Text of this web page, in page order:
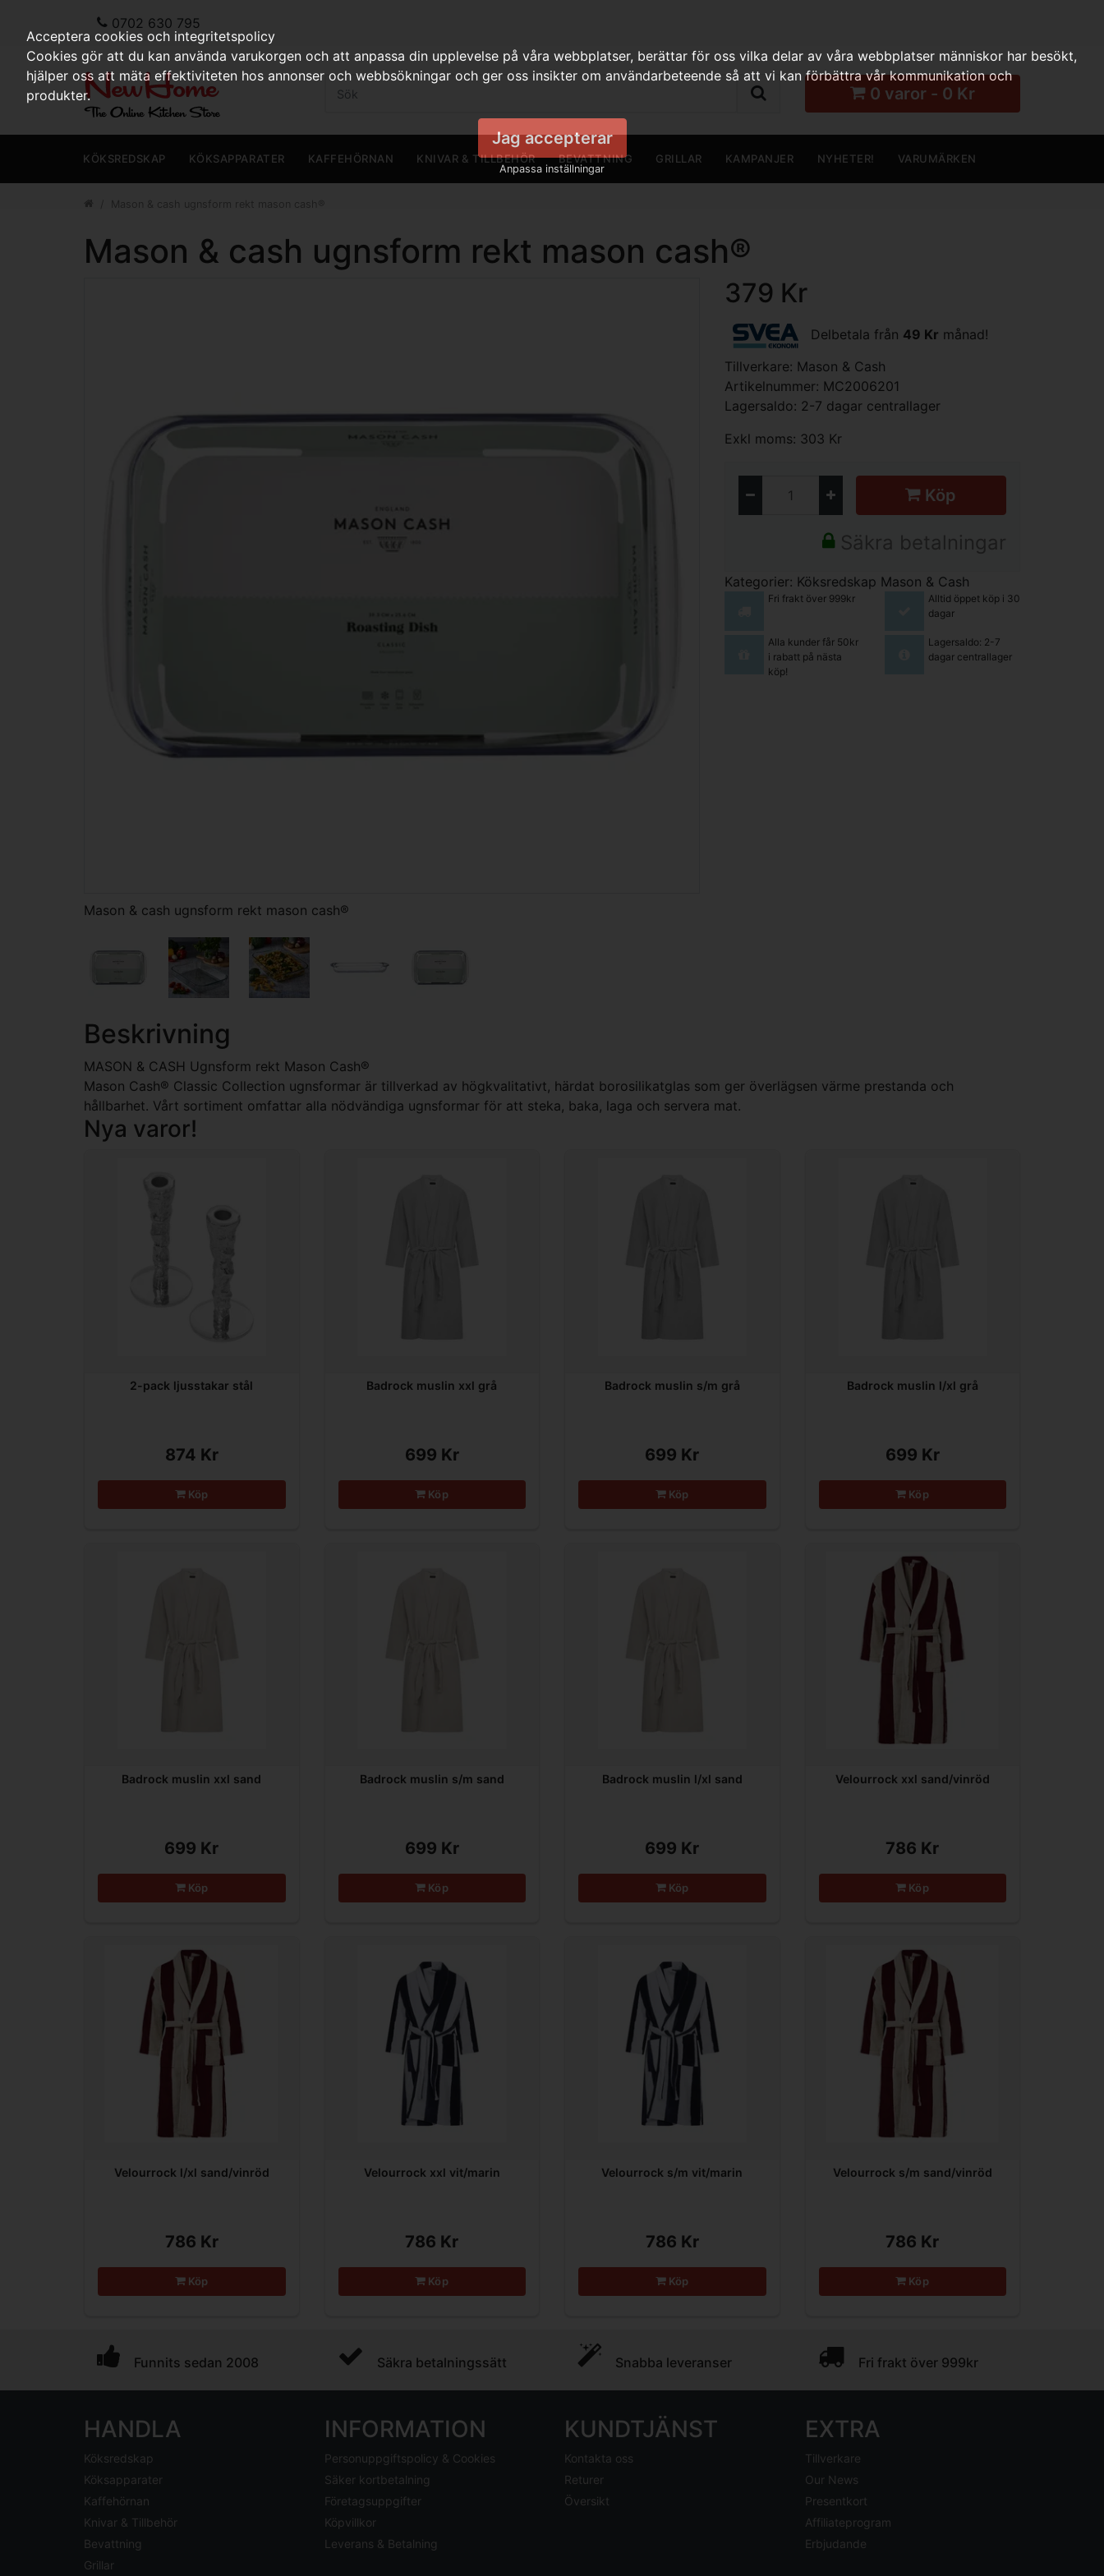
0702 630 795
0 varor - 0 Kr
KÖKSREDSKAP KÖKSAPPARATER KAFFEHÖRNAN KNIVAR & TILLBEHÖR BEVATTNING GRILLAR KAMPANJER NYHETER! VARUMÄRKEN
Mason & cash ugnsform rekt mason cash®
Mason & cash ugnsform rekt mason cash®
379 Kr
Delbetala från 49 Kr månad!
Tillverkare: Mason & Cash
Artikelnummer: MC2006201
Lagersaldo: 2-7 dagar centrallager
Exkl moms: 303 Kr
Köp
Säkra betalningar
Kategorier: Köksredskap Mason & Cash
Fri frakt över 999kr
Alltid öppet köp i 30
dagar
Alla kunder får 50kr
i rabatt på nästa
köp!
Lagersaldo: 2-7
dagar centrallager
Beskrivning
MASON & CASH Ugnsform rekt Mason Cash®
Mason Cash® Classic Collection ugnsformar är tillverkad av högkvalitativt, härdat borosilikatglas som ger överlägsen värme prestanda och
hållbarhet. Vårt sortiment omfattar alla nödvändiga ugnsformar för att steka, baka, laga och servera mat.
Nya varor!
2-pack ljusstakar stål
874 Kr
Köp
Badrock muslin xxl grå
699 Kr
Köp
Badrock muslin s/m grå
699 Kr
Köp
Badrock muslin l/xl grå
699 Kr
Köp
Badrock muslin xxl sand
699 Kr
Köp
Badrock muslin s/m sand
699 Kr
Köp
Badrock muslin l/xl sand
699 Kr
Köp
Velourrock xxl sand/vinröd
786 Kr
Köp
Velourrock l/xl sand/vinröd
786 Kr
Köp
Velourrock xxl vit/marin
786 Kr
Köp
Velourrock s/m vit/marin
786 Kr
Köp
Velourrock s/m sand/vinröd
786 Kr
Köp
Funnits sedan 2008 Säkra betalningssätt Snabba leveranser Fri frakt över 999kr
HANDLA
Köksredskap
Köksapparater
Kaffehörnan
Knivar & Tillbehör
Bevattning
Grillar
INFORMATION
Personuppgiftspolicy & Cookies
Säker kortbetalning
Företagsuppgifter
Köpvillkor
Leverans & Betalning
KUNDTJÄNST
Kontakta oss
Returer
Översikt
EXTRA
Tillverkare
Our News
Presentkort
Affiliateprogram
Erbjudande
Acceptera cookies och integritetspolicy
Cookies gör att du kan använda varukorgen och att anpassa din upplevelse på våra webbplatser, berättar för oss vilka delar av våra webbplatser människor har besökt,
hjälper oss att mäta effektiviteten hos annonser och webbsökningar och ger oss insikter om användarbeteende så att vi kan förbättra vår kommunikation och
produkter.
Jag accepterar
Anpassa inställningar